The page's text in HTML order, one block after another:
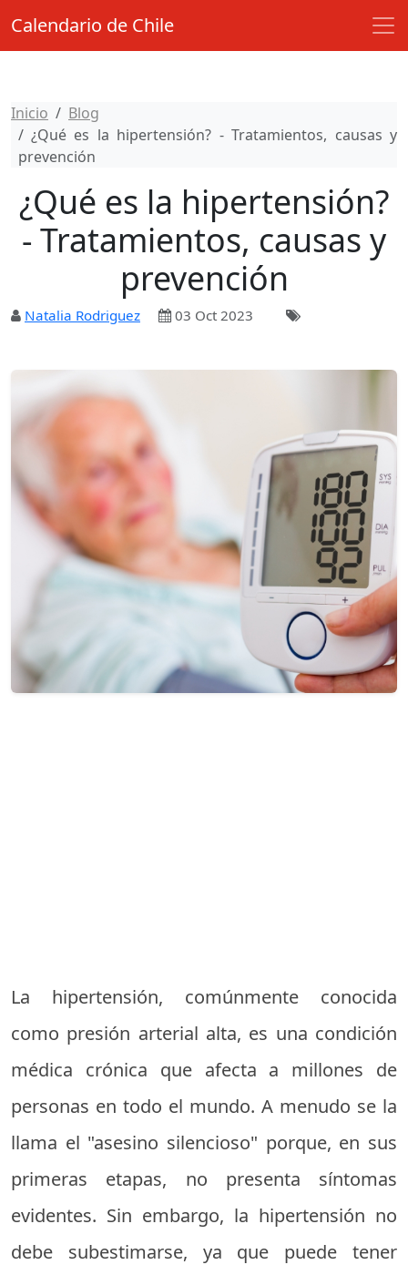
Calendario de Chile
Inicio
Blog
¿Qué es la hipertensión? - Tratamientos, causas y
prevención
¿Qué es la hipertensión?
- Tratamientos, causas y
prevención
Natalia Rodriguez 03 Oct 2023
La hipertensión, comúnmente conocida
como presión arterial alta, es una condición
médica crónica que afecta a millones de
personas en todo el mundo. A menudo se la
llama el "asesino silencioso" porque, en sus
primeras etapas, no presenta síntomas
evidentes. Sin embargo, la hipertensión no
debe subestimarse, ya que puede tener